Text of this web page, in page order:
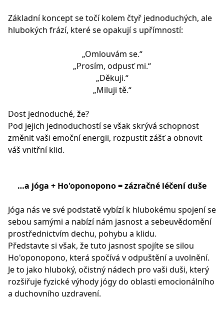
Základní koncept se točí kolem čtyř jednoduchých, ale
hlubokých frází, které se opakují s upřímností:
„Omlouvám se.“
„Prosím, odpusť mi.“
„Děkuji.“
„Miluji tě.“
Dost jednoduché, že?
Pod jejich jednoduchostí se však skrývá schopnost
změnit vaši emoční energii, rozpustit zášť a obnovit
váš vnitřní klid.
…a jóga + Ho'oponopono = zázračné léčení duše
Jóga nás ve své podstatě vybízí k hlubokému spojení se
sebou samými a nabízí nám jasnost a sebeuvědomění
prostřednictvím dechu, pohybu a klidu.
Představte si však, že tuto jasnost spojíte se silou
Ho'oponopono, která spočívá v odpuštění a uvolnění.
Je to jako hluboký, očistný nádech pro vaši duši, který
rozšiřuje fyzické výhody jógy do oblasti emocionálního
a duchovního uzdravení.